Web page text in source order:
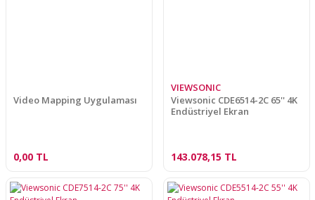
Video Mapping Uygulaması
0,00 TL
VIEWSONIC
Viewsonic CDE6514-2C 65'' 4K
Endüstriyel Ekran
143.078,15 TL